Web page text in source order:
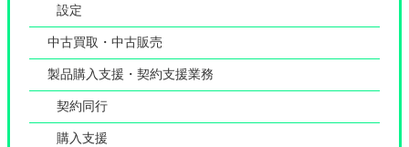
設定
中古買取・中古販売
製品購入支援・契約支援業務
契約同行
購入支援